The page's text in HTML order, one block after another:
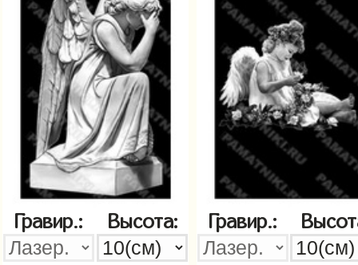
Гравир.: Высота: Гравир.: